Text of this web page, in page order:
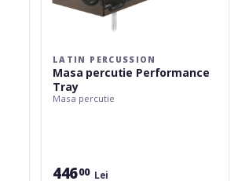
LATIN PERCUSSION
Masa percutie Performance
Tray
Masa percutie
44600 Lei